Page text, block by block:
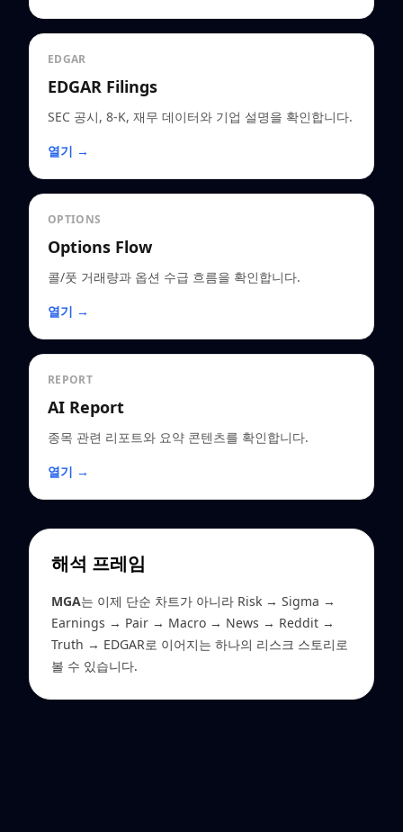
EDGAR
EDGAR Filings
SEC 공시, 8-K, 재무 데이터와 기업 설명을 확인합니다.
열기 →
OPTIONS
Options Flow
콜/풋 거래량과 옵션 수급 흐름을 확인합니다.
열기 →
REPORT
AI Report
종목 관련 리포트와 요약 콘텐츠를 확인합니다.
열기 →
해석 프레임
MGA는 이제 단순 차트가 아니라 Risk → Sigma →
Earnings → Pair → Macro → News → Reddit →
Truth → EDGAR로 이어지는 하나의 리스크 스토리로
볼 수 있습니다.